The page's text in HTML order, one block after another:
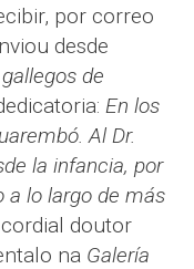
por correo
desde
de
En los
Al Dr.
la infancia, por
a lo largo de más
doutor
na Galería